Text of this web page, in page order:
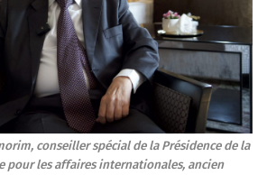
conseiller spécial de la Présidence de la
pour les affaires internationales, ancien